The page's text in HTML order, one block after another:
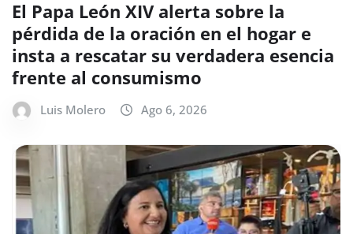
El Papa León XIV alerta sobre la
pérdida de la oración en el hogar e
insta a rescatar su verdadera esencia
frente al consumismo
Luis Molero Ago 6, 2026